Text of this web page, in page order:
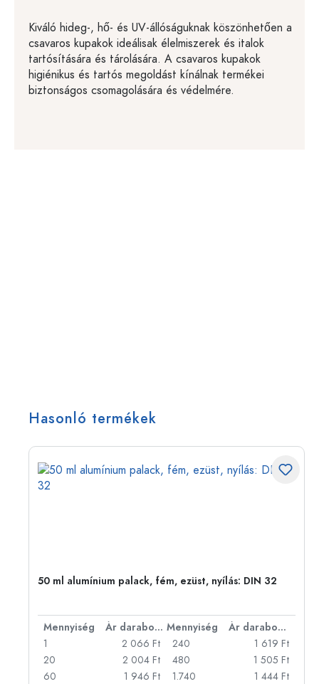
Kiváló hideg-, hő- és UV-állóságuknak köszönhetően a
csavaros kupakok ideálisak élelmiszerek és italok
tartósítására és tárolására. A csavaros kupakok
higiénikus és tartós megoldást kínálnak termékei
biztonságos csomagolására és védelmére.
Hasonló termékek
50 ml alumínium palack, fém, ezüst, nyílás: DIN 32
Mennyiség Ár darabonként Mennyiség
Ár darabonként
1
2 066 Ft
20
2 004 Ft
60
1 946 Ft
240
1 619 Ft
480
1 505 Ft
1.740
1 444 Ft